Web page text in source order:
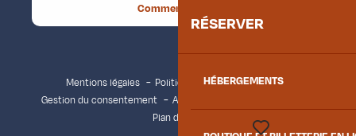
RÉSERVER
HÉBERGEMENTS
Comment venir ?
Mentions légales
Politique de confidentialité
Gestion du consentement
Accessibilité : non conforme
Plan du site